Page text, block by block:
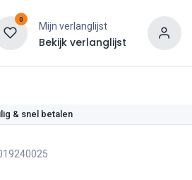
0
Mijn verlanglijst
Bekijk verlanglijst
& snel betalen